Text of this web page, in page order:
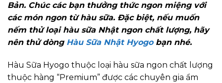
Bản. Chúc các bạn thưởng thức ngon miệng với
các món ngon từ hàu sữa. Đặc biệt, nếu muốn
nếm thử loại hàu sữa Nhật ngon chất lượng, hãy
nên thử dòng Hàu Sữa Nhật Hyogobạn nhé.
Hàu Sữa Hyogo thuộc loại hàu sữa ngon chất lượng
thuộc hàng “Premium” được các chuyên gia ẩm